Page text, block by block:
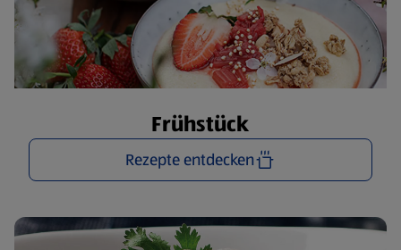
Frühstück
Rezepte entdecken